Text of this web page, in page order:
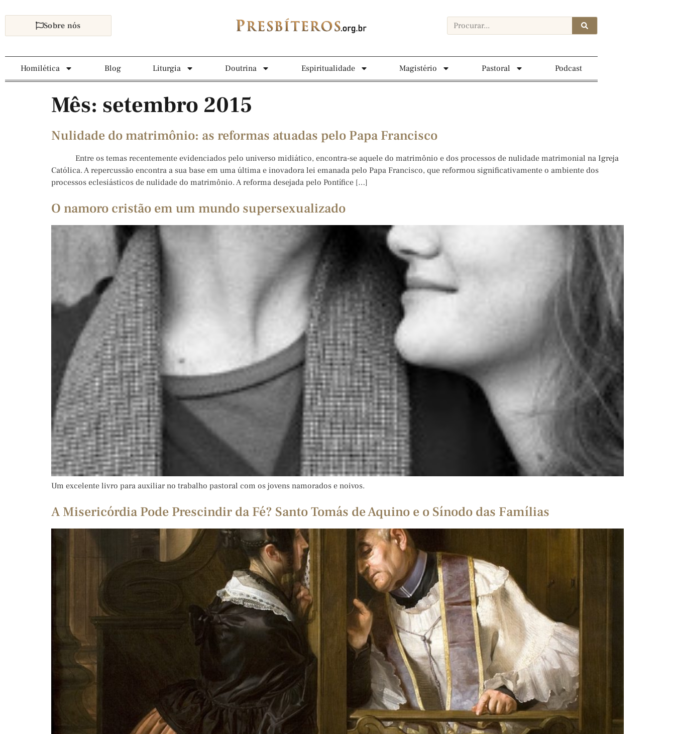
Sobre nós
Homilética Blog Liturgia Doutrina Espiritualidade Magistério Pastoral Podcast
Mês: setembro 2015
Nulidade do matrimônio: as reformas atuadas pelo Papa Francisco
Entre os temas recentemente evidenciados pelo universo midiático, encontra-se aquele do matrimônio e dos processos de nulidade matrimonial na Igreja
Católica. A repercussão encontra a sua base em uma última e inovadora lei emanada pelo Papa Francisco, que reformou significativamente o ambiente dos
processos eclesiásticos de nulidade do matrimônio. A reforma desejada pelo Pontífice […]
O namoro cristão em um mundo supersexualizado
Um excelente livro para auxiliar no trabalho pastoral com os jovens namorados e noivos.
A Misericórdia Pode Prescindir da Fé? Santo Tomás de Aquino e o Sínodo das Famílias